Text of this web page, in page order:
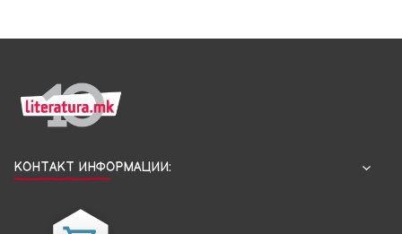
КОНТАКТ ИНФОРМАЦИИ: